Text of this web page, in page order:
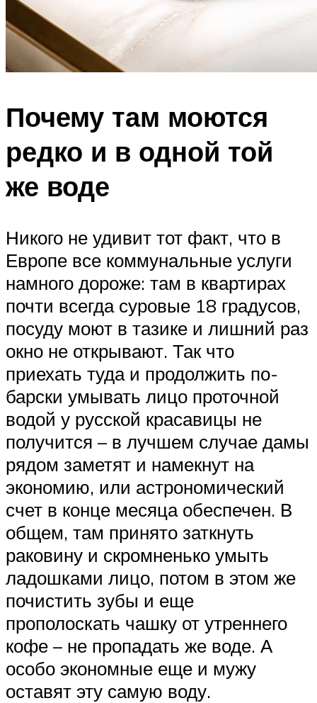
Почему там моются
редко и в одной той
же воде
Никого не удивит тот факт, что в
Европе все коммунальные услуги
намного дороже: там в квартирах
почти всегда суровые 18 градусов,
посуду моют в тазике и лишний раз
окно не открывают. Так что
приехать туда и продолжить по-
барски умывать лицо проточной
водой у русской красавицы не
получится – в лучшем случае дамы
рядом заметят и намекнут на
экономию, или астрономический
счет в конце месяца обеспечен. В
общем, там принято заткнуть
раковину и скромненько умыть
ладошками лицо, потом в этом же
почистить зубы и еще
прополоскать чашку от утреннего
кофе – не пропадать же воде. А
особо экономные еще и мужу
оставят эту самую воду.